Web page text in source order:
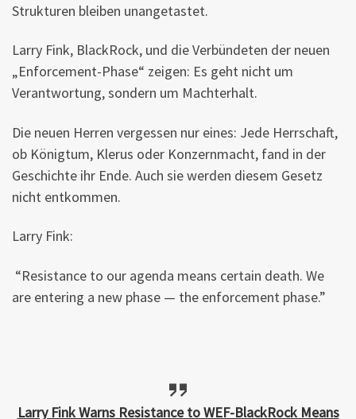
Strukturen bleiben unangetastet.
Larry Fink, BlackRock, und die Verbündeten der neuen
„Enforcement-Phase“ zeigen: Es geht nicht um
Verantwortung, sondern um Machterhalt.
Die neuen Herren vergessen nur eines: Jede Herrschaft,
ob Königtum, Klerus oder Konzernmacht, fand in der
Geschichte ihr Ende. Auch sie werden diesem Gesetz
nicht entkommen.
Larry Fink:
️ “Resistance to our agenda means certain death. We
are entering a new phase — the enforcement phase.”
Larry Fink Warns Resistance to WEF-BlackRock Means